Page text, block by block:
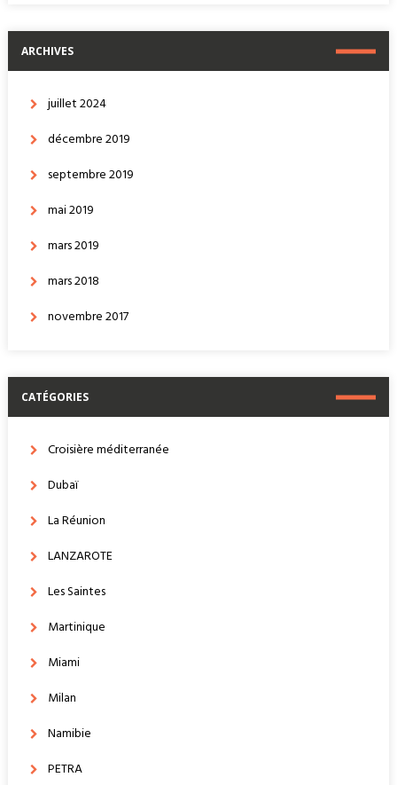
ARCHIVES
juillet 2024
décembre 2019
septembre 2019
mai 2019
mars 2019
mars 2018
novembre 2017
CATÉGORIES
Croisière méditerranée
Dubaï
La Réunion
LANZAROTE
Les Saintes
Martinique
Miami
Milan
Namibie
PETRA